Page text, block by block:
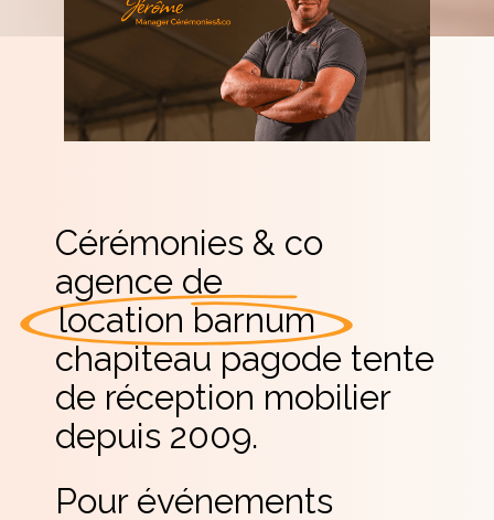
Cérémonies & co
agence de
location barnum
chapiteau pagode tente
de réception mobilier
depuis 2009.
Pour événements